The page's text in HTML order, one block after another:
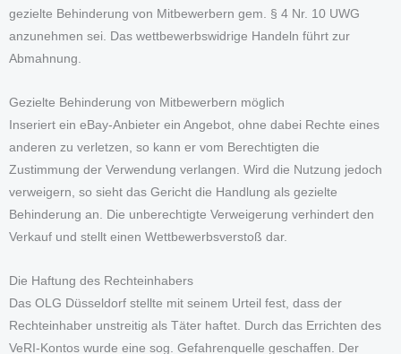
gezielte Behinderung von Mitbewerbern gem. § 4 Nr. 10 UWG
anzunehmen sei. Das wettbewerbswidrige Handeln führt zur
Abmahnung.
Gezielte Behinderung von Mitbewerbern möglich
Inseriert ein eBay-Anbieter ein Angebot, ohne dabei Rechte eines
anderen zu verletzen, so kann er vom Berechtigten die
Zustimmung der Verwendung verlangen. Wird die Nutzung jedoch
verweigern, so sieht das Gericht die Handlung als gezielte
Behinderung an. Die unberechtigte Verweigerung verhindert den
Verkauf und stellt einen Wettbewerbsverstoß dar.
Die Haftung des Rechteinhabers
Das OLG Düsseldorf stellte mit seinem Urteil fest, dass der
Rechteinhaber unstreitig als Täter haftet. Durch das Errichten des
VeRI-Kontos wurde eine sog. Gefahrenquelle geschaffen. Der